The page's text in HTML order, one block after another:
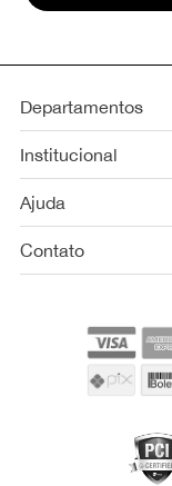
Departamentos
Institucional
Ajuda
Contato